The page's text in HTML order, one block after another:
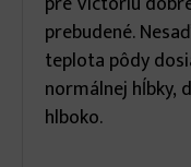
prebudené.
teplota pôdy
normálnej hĺbky,
hlboko.